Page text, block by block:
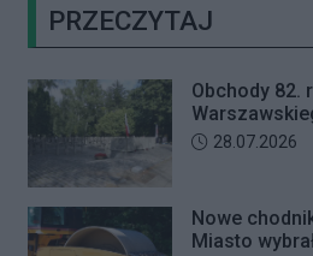
zaplanowano
wnuczkę”.
letniego
przyszedł
przez
Mężczyzna
PRZECZYTAJ
Obchody 82.
Bielanach
Data dodania
28.07.2026
Nowe
Miasto